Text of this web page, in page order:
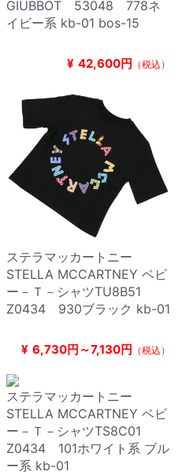
GIUBBOT 53048 778ネ
イビー系 kb-01 bos-15
¥ 42,600円 （税込）
ステラマッカートニー
STELLA MCCARTNEY ベビ
ー－Ｔ－シャツTU8B51
Z0434 930ブラック kb-01
¥ 6,730円～7,130円 （税込）
ステラマッカートニー
STELLA MCCARTNEY ベビ
ー－Ｔ－シャツTS8C01
Z0434 101ホワイト系 ブル
ー系 kb-01